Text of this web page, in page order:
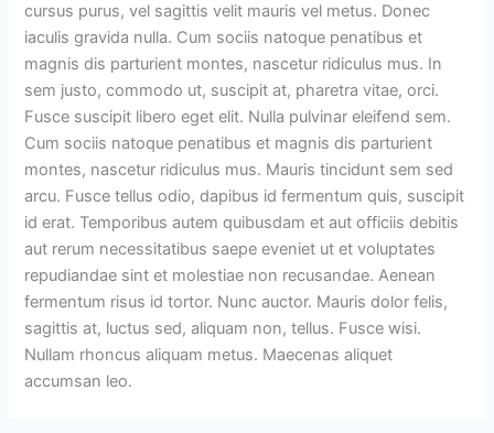
cursus purus, vel sagittis velit mauris vel metus. Donec
iaculis gravida nulla. Cum sociis natoque penatibus et
magnis dis parturient montes, nascetur ridiculus mus. In
sem justo, commodo ut, suscipit at, pharetra vitae, orci.
Fusce suscipit libero eget elit. Nulla pulvinar eleifend sem.
Cum sociis natoque penatibus et magnis dis parturient
montes, nascetur ridiculus mus. Mauris tincidunt sem sed
arcu. Fusce tellus odio, dapibus id fermentum quis, suscipit
id erat. Temporibus autem quibusdam et aut officiis debitis
aut rerum necessitatibus saepe eveniet ut et voluptates
repudiandae sint et molestiae non recusandae. Aenean
fermentum risus id tortor. Nunc auctor. Mauris dolor felis,
sagittis at, luctus sed, aliquam non, tellus. Fusce wisi.
Nullam rhoncus aliquam metus. Maecenas aliquet
accumsan leo.